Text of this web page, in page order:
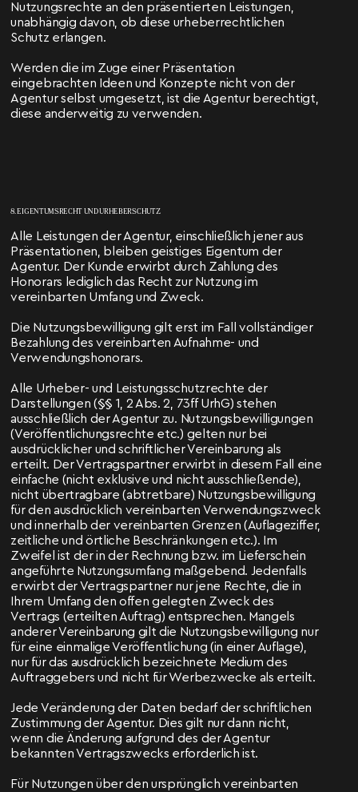
Nutzungsrechte an den präsentierten Leistungen,
unabhängig davon, ob diese urheberrechtlichen
Schutz erlangen.
Werden die im Zuge einer Präsentation
eingebrachten Ideen und Konzepte nicht von der
Agentur selbst umgesetzt, ist die Agentur berechtigt,
diese anderweitig zu verwenden.
8. EIGENTUMSRECHT UND URHEBERSCHUTZ
Alle Leistungen der Agentur, einschließlich jener aus
Präsentationen, bleiben geistiges Eigentum der
Agentur. Der Kunde erwirbt durch Zahlung des
Honorars lediglich das Recht zur Nutzung im
vereinbarten Umfang und Zweck.
Die Nutzungsbewilligung gilt erst im Fall vollständiger
Bezahlung des vereinbarten Aufnahme- und
Verwendungshonorars.
Alle Urheber- und Leistungsschutzrechte der
Darstellungen (§§ 1, 2 Abs. 2, 73ff UrhG) stehen
ausschließlich der Agentur zu. Nutzungsbewilligungen
(Veröffentlichungsrechte etc.) gelten nur bei
ausdrücklicher und schriftlicher Vereinbarung als
erteilt. Der Vertragspartner erwirbt in diesem Fall eine
einfache (nicht exklusive und nicht ausschließende),
nicht übertragbare (abtretbare) Nutzungsbewilligung
für den ausdrücklich vereinbarten Verwendungszweck
und innerhalb der vereinbarten Grenzen (Auflageziffer,
zeitliche und örtliche Beschränkungen etc.). Im
Zweifel ist der in der Rechnung bzw. im Lieferschein
angeführte Nutzungsumfang maßgebend. Jedenfalls
erwirbt der Vertragspartner nur jene Rechte, die in
Ihrem Umfang den offen gelegten Zweck des
Vertrags (erteilten Auftrag) entsprechen. Mangels
anderer Vereinbarung gilt die Nutzungsbewilligung nur
für eine einmalige Veröffentlichung (in einer Auflage),
nur für das ausdrücklich bezeichnete Medium des
Auftraggebers und nicht für Werbezwecke als erteilt.
Jede Veränderung der Daten bedarf der schriftlichen
Zustimmung der Agentur. Dies gilt nur dann nicht,
wenn die Änderung aufgrund des der Agentur
bekannten Vertragszwecks erforderlich ist.
Für Nutzungen über den ursprünglich vereinbarten